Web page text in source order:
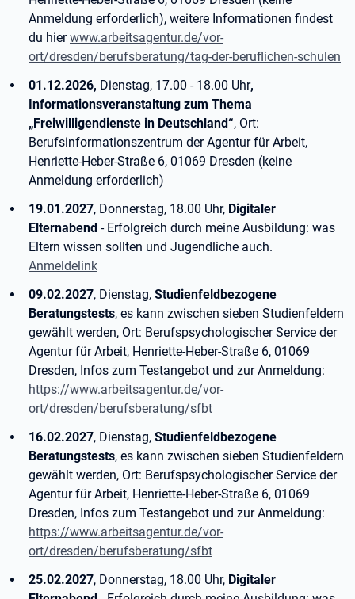
Anmeldung erforderlich), weitere Informationen findest
du hierwww.arbeitsagentur.de/vor-
ort/dresden/berufsberatung/tag-der-beruflichen-schulen
01.12.2026, Dienstag, 17.00 - 18.00 Uhr,
Informationsveranstaltung zum Thema
„Freiwilligendienste in Deutschland“, Ort:
Berufsinformationszentrum der Agentur für Arbeit,
Henriette-Heber-Straße 6, 01069 Dresden (keine
Anmeldung erforderlich)
19.01.2027, Donnerstag, 18.00 Uhr, Digitaler
Elternabend - Erfolgreich durch meine Ausbildung: was
Eltern wissen sollten und Jugendliche auch.
Anmeldelink
09.02.2027, Dienstag, Studienfeldbezogene
Beratungstests, es kann zwischen sieben Studienfeldern
gewählt werden, Ort: Berufspsychologischer Service der
Agentur für Arbeit, Henriette-Heber-Straße 6, 01069
Dresden, Infos zum Testangebot und zur Anmeldung:
https://www.arbeitsagentur.de/vor-
ort/dresden/berufsberatung/sfbt
16.02.2027, Dienstag, Studienfeldbezogene
Beratungstests, es kann zwischen sieben Studienfeldern
gewählt werden, Ort: Berufspsychologischer Service der
Agentur für Arbeit, Henriette-Heber-Straße 6, 01069
Dresden, Infos zum Testangebot und zur Anmeldung:
https://www.arbeitsagentur.de/vor-
ort/dresden/berufsberatung/sfbt
25.02.2027, Donnerstag, 18.00 Uhr, Digitaler